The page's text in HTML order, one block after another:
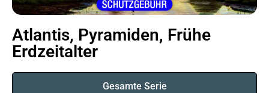
Atlantis, Pyramiden, Frühe
Erdzeitalter
Gesamte Serie